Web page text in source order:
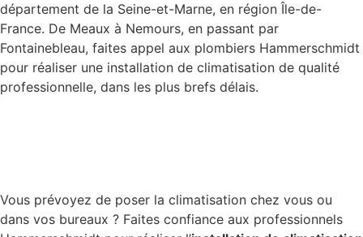
département de la Seine-et-Marne, en région Île-de-
France. De Meaux à Nemours, en passant par
Fontainebleau, faites appel aux plombiers Hammerschmidt
pour réaliser une installation de climatisation de qualité
professionnelle, dans les plus brefs délais.
Vous prévoyez de poser la climatisation chez vous ou
dans vos bureaux ? Faites confiance aux professionnels